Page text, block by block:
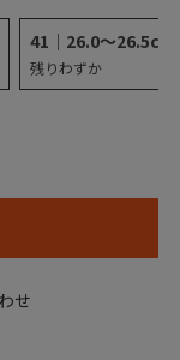
41｜26.0～26.5cm
残りわずか
せ